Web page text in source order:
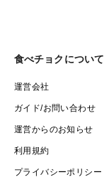
食べチョクについて
運営会社
ガイド/お問い合わせ
運営からのお知らせ
利用規約
プライバシーポリシー